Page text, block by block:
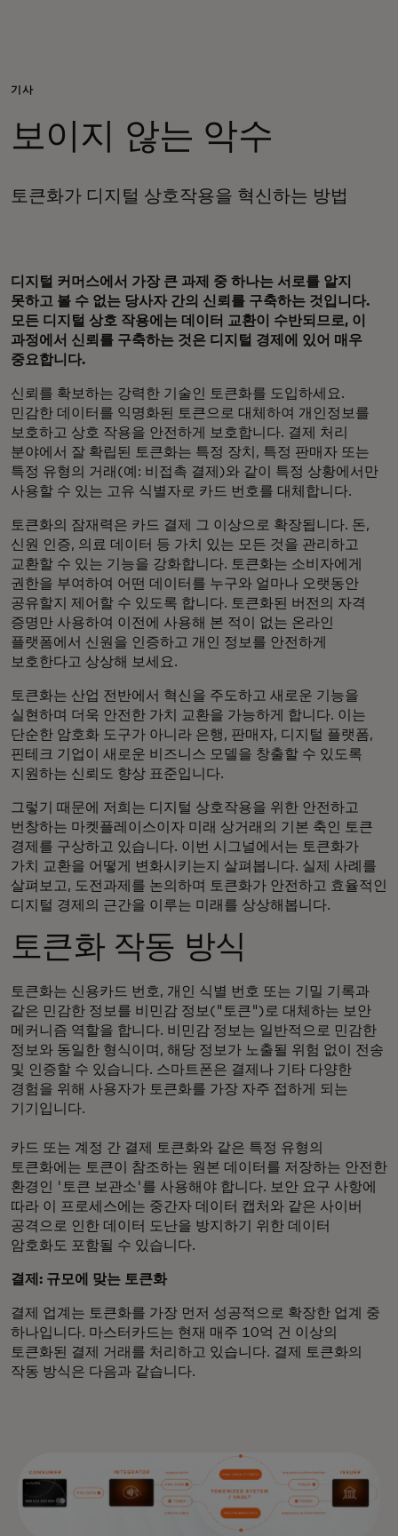
모두를 위한 가치
이노베이터
기사
보이지 않는 악수
토큰화가 디지털 상호작용을 혁신하는 방법
디지털 커머스에서 가장 큰 과제 중 하나는 서로를 알지
못하고 볼 수 없는 당사자 간의 신뢰를 구축하는 것입니다.
모든 디지털 상호 작용에는 데이터 교환이 수반되므로, 이
과정에서 신뢰를 구축하는 것은 디지털 경제에 있어 매우
중요합니다.
신뢰를 확보하는 강력한 기술인 토큰화를 도입하세요.
민감한 데이터를 익명화된 토큰으로 대체하여 개인정보를
보호하고 상호 작용을 안전하게 보호합니다. 결제 처리
분야에서 잘 확립된 토큰화는 특정 장치, 특정 판매자 또는
특정 유형의 거래(예: 비접촉 결제)와 같이 특정 상황에서만
사용할 수 있는 고유 식별자로 카드 번호를 대체합니다.
토큰화의 잠재력은 카드 결제 그 이상으로 확장됩니다. 돈,
신원 인증, 의료 데이터 등 가치 있는 모든 것을 관리하고
교환할 수 있는 기능을 강화합니다. 토큰화는 소비자에게
권한을 부여하여 어떤 데이터를 누구와 얼마나 오랫동안
공유할지 제어할 수 있도록 합니다. 토큰화된 버전의 자격
증명만 사용하여 이전에 사용해 본 적이 없는 온라인
플랫폼에서 신원을 인증하고 개인 정보를 안전하게
보호한다고 상상해 보세요.
토큰화는 산업 전반에서 혁신을 주도하고 새로운 기능을
실현하며 더욱 안전한 가치 교환을 가능하게 합니다. 이는
단순한 암호화 도구가 아니라 은행, 판매자, 디지털 플랫폼,
핀테크 기업이 새로운 비즈니스 모델을 창출할 수 있도록
지원하는 신뢰도 향상 표준입니다.
그렇기 때문에 저희는 디지털 상호작용을 위한 안전하고
번창하는 마켓플레이스이자 미래 상거래의 기본 축인 토큰
경제를 구상하고 있습니다. 이번 시그널에서는 토큰화가
가치 교환을 어떻게 변화시키는지 살펴봅니다. 실제 사례를
살펴보고, 도전과제를 논의하며 토큰화가 안전하고 효율적인
디지털 경제의 근간을 이루는 미래를 상상해봅니다.
토큰화 작동 방식
토큰화는 신용카드 번호, 개인 식별 번호 또는 기밀 기록과
같은 민감한 정보를 비민감 정보("토큰")로 대체하는 보안
메커니즘 역할을 합니다. 비민감 정보는 일반적으로 민감한
정보와 동일한 형식이며, 해당 정보가 노출될 위험 없이 전송
및 인증할 수 있습니다. 스마트폰은 결제나 기타 다양한
경험을 위해 사용자가 토큰화를 가장 자주 접하게 되는
기기입니다.
카드 또는 계정 간 결제 토큰화와 같은 특정 유형의
토큰화에는 토큰이 참조하는 원본 데이터를 저장하는 안전한
환경인 '토큰 보관소'를 사용해야 합니다. 보안 요구 사항에
따라 이 프로세스에는 중간자 데이터 캡처와 같은 사이버
공격으로 인한 데이터 도난을 방지하기 위한 데이터
암호화도 포함될 수 있습니다.
결제: 규모에 맞는 토큰화
결제 업계는 토큰화를 가장 먼저 성공적으로 확장한 업계 중
하나입니다. 마스터카드는 현재 매주 10억 건 이상의
토큰화된 결제 거래를 처리하고 있습니다. 결제 토큰화의
작동 방식은 다음과 같습니다.